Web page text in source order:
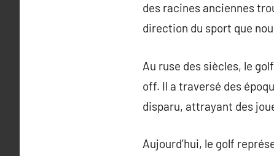
des racines anciennes
direction du sport que
Au ruse des siècles, le
off. Il a traversé des
disparu, attrayant des
Aujourd’hui, le golf